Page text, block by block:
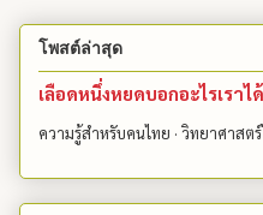
โพสต์ล่าสุด
เลือดหนึ่งหยดบอกอะไรเราไ
ความรู้สำหรับคนไทย · วิทยาศาสต